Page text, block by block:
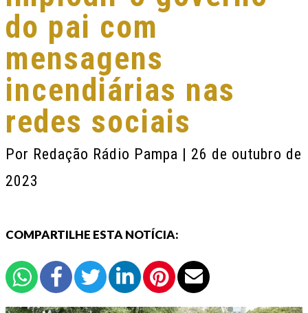
do pai com
mensagens
incendiárias nas
redes sociais
Por Redação Rádio Pampa | 26 de outubro de
2023
COMPARTILHE ESTA NOTÍCIA: